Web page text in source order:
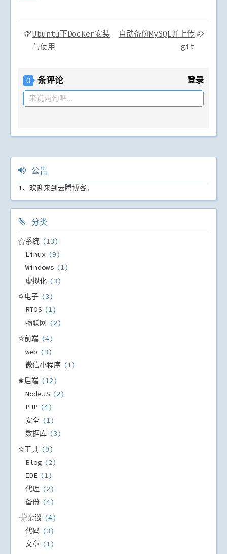
Ubuntu下Docker安装
与使用
自动备份MySQL并上传
git
0 条评论 登录
来说两句吧...
公告
1、欢迎来到云腾博客。
分类
⚝系统
13
Linux
9
Windows
1
虚拟化
3
✡电子
3
RTOS
1
物联网
2
✫前端
4
web
3
微信小程序
1
✬后端
12
NodeJS
2
PHP
4
安全
1
数据库
3
✮工具
9
Blog
2
IDE
1
代理
2
备份
4
𓇻杂谈
4
代码
3
文章
1